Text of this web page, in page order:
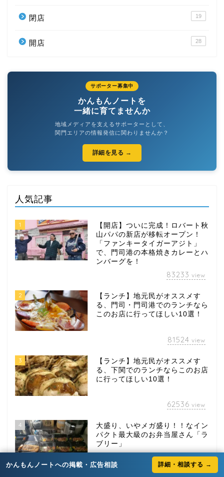
閉店 19
開店 28
サポーター募集中
かんもんノートを
一緒に育てませんか
地域メディアを支えるサポーターとして、
関門エリアの情報発信に関わりませんか？
詳細を見る →
人気記事
1
【開店】ついに完成！ロバート秋
山パパの新店が移転オープン！
「ファンキータイガーアジト」
で、門司港の本格焼きカレーとハ
ンバーグを！
83233 view
2
【ランチ】地元民がオススメす
る、門司・門司港でのランチなら
このお店に行ってほしい10選！
81524 view
3
【ランチ】地元民がオススメす
る、下関でのランチならこのお店
に行ってほしい10選！
62536 view
4
大盛り、いやメガ盛り！！なイン
パクト最大級のお弁当屋さん「ラ
ブリー」
49617view
かんもんノートへの掲載・広告相談 詳細・相談する →